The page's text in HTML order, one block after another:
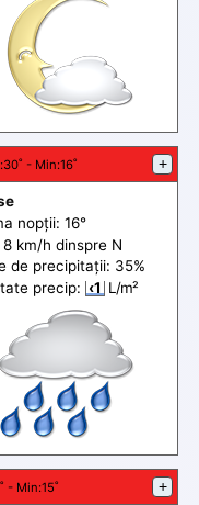
:30˚ - Min:16˚ +
nopții: 16°
8 km/h dinspre N
de precipitații: 35%
precip: ‹1 L/m²
- Min:15˚ +